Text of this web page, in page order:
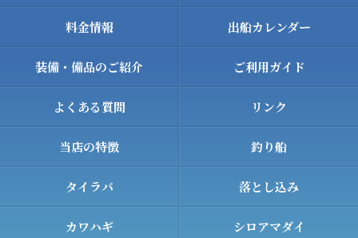
料金情報 出船カレンダー
装備・備品のご紹介 ご利用ガイド
よくある質問 リンク
当店の特徴 釣り船
タイラバ 落とし込み
カワハギ シロアマダイ